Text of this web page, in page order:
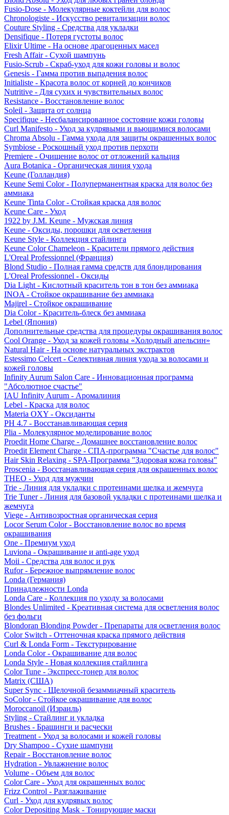
Fusio-Dose - Молекулярные коктейли для волос
Chronologiste - Искусство ревитализации волос
Couture Styling - Средства для укладки
Densifique - Потеря густоты волос
Elixir Ultime - На основе драгоценных масел
Fresh Affair - Сухой шампунь
Fusio-Scrub - Скраб-уход для кожи головы и волос
Genesis - Гамма против выпадения волос
Initialiste - Красота волос от корней до кончиков
Nutritive - Для сухих и чувствительных волос
Resistance - Восстановление волос
Soleil - Защита от солнца
Specifique - Несбалансированное состояние кожи головы
Curl Manifesto - Уход за кудрявыми и вьющимися волосами
Chroma Absolu - Гамма ухода для защиты окрашенных волос
Symbiose - Роскошный уход против перхоти
Premiere - Очищение волос от отложений кальция
Aura Botanica - Органическая линия ухода
Keune (Голландия)
Keune Semi Color - Полуперманентная краска для волос без
аммиака
Keune Tinta Color - Стойкая краска для волос
Keune Care - Уход
1922 by J.M. Keune - Мужская линия
Keune - Оксиды, порошки для осветления
Keune Style - Коллекция стайлинга
Keune Color Chameleon - Красители прямого действия
L'Oreal Professionnel (Франция)
Blond Studio - Полная гамма средств для блондирования
L'Oreal Professionnel - Оксиды
Dia Light - Кислотный краситель тон в тон без аммиака
INOA - Стойкое окрашивание без аммиака
Majirel - Стойкое окрашивание
Dia Color - Краситель-блеск без аммиака
Lebel (Япония)
Дополнительные средства для процедуры окрашивания волос
Cool Orange - Уход за кожей головы «Холодный апельсин»
Natural Hair - На основе натуральных экстрактов
Estessimo Celcert - Селективная линия ухода за волосами и
кожей головы
Infinity Aurum Salon Care - Инновационная программа
"Абсолютное счастье"
IAU Infinity Aurum - Аромалиния
Lebel - Краска для волос
Materia OXY - Оксиданты
PH 4.7 - Восстанавливающая серия
Plia - Молекулярное моделирование волос
Proedit Home Charge - Домашнее восстановление волос
Proedit Element Charge - СПА-программа "Счастье для волос"
Hair Skin Relaxing - SPA-Программа "Здоровая кожа головы"
Proscenia - Восстанавливающая серия для окрашенных волос
THEO - Уход для мужчин
Trie - Линия для укладки с протеинами шелка и жемчуга
Trie Tuner - Линия для базовой укладки с протеинами шелка и
жемчуга
Viege - Антивозростная органическая серия
Locor Serum Color - Восстановление волос во время
окрашивания
One - Премиум уход
Luviona - Окрашивание и anti-age уход
Moii - Средства для волос и рук
Rufor - Бережное выпрямление волос
Londa (Германия)
Принадлежности Londa
Londa Care - Коллекция по уходу за волосами
Blondes Unlimited - Креативная система для осветления волос
без фольги
Blondoran Blonding Powder - Препараты для осветления волос
Color Switch - Оттеночная краска прямого действия
Curl & Londa Form - Текстурирование
Londa Color - Окрашивание для волос
Londa Style - Новая коллекция стайлинга
Color Tune - Экспресс-тонер для волос
Matrix (США)
Super Sync - Щелочной безаммиачный краситель
SoColor - Стойкое окрашивание для волос
Moroccanoil (Израиль)
Styling - Стайлинг и укладка
Brushes - Брашинги и расчески
Treatment - Уход за волосами и кожей головы
Dry Shampoo - Сухие шампуни
Repair - Восстановление волос
Hydration - Увлажнение волос
Volume - Объем для волос
Color Care - Уход для окрашенных волос
Frizz Control - Разглаживание
Curl - Уход для кудрявых волос
Color Depositing Mask - Тонирующие маски